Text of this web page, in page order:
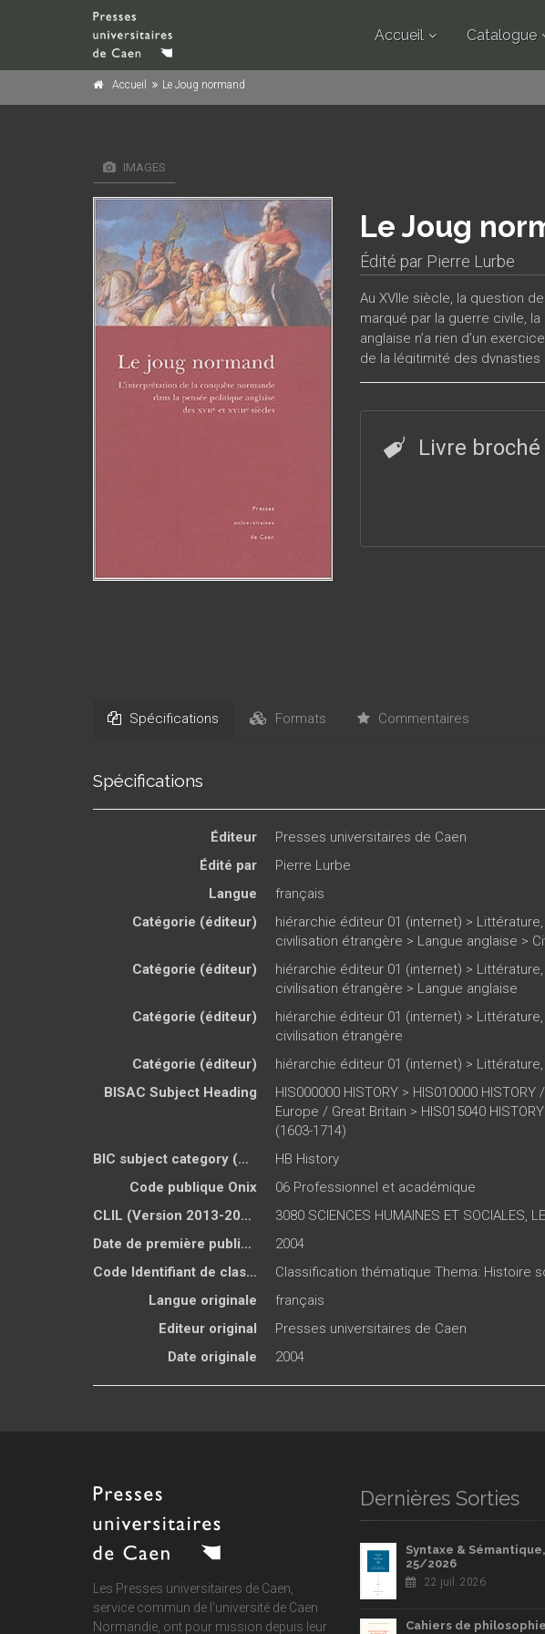
Accueil Catalogue
Accueil Le Joug normand
IMAGES
Le Joug
Édité par Pierre Lurbe
Au XVIIe siècle, la question
marqué par la guerre civile,
anglaise n’a rien d’un
de la légitimité des
(le fameux « joug normand
rebondit au XVIIIe siècle –
Guerre froide. Comme tous
Livre
Spécifications Formats Commentaires
Spécifications
Éditeur
Presses universitaires de Caen
Édité par
Pierre Lurbe
Langue
français
Catégorie (éditeur)
hiérarchie éditeur 01 (internet) >
civilisation étrangère > Langue anglaise >
Catégorie (éditeur)
hiérarchie éditeur 01 (internet) >
civilisation étrangère > Langue anglaise
Catégorie (éditeur)
hiérarchie éditeur 01 (internet) >
civilisation étrangère
Catégorie (éditeur)
hiérarchie éditeur 01 (internet) >
BISAC Subject Heading
HIS000000 HISTORY > HIS010000
Europe / Great Britain > HIS015040
(1603-1714)
BIC subject category (UK)
HB History
Code publique Onix
06 Professionnel et académique
CLIL (Version 2013-2019 )
3080 SCIENCES HUMAINES ET SOCIALES,
Date de première publication du titre
2004
Code Identifiant de classement sujet
Classification thématique Thema: Histoire
Langue originale
français
Editeur original
Presses universitaires de Caen
Date originale
2004
Les Presses universitaires de Caen,
service commun de l'université de Caen
Normandie , ont pour mission depuis leur
Dernières Sorties
Syntaxe & Sémantique,
25/2026
22 juil. 2026
Cahiers de